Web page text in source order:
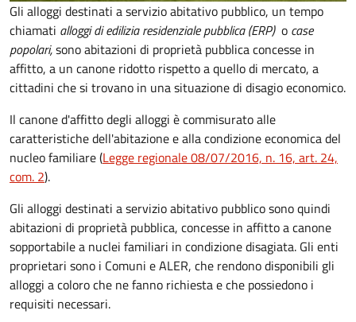
Gli alloggi destinati a servizio abitativo pubblico, un tempo
chiamati alloggi di edilizia residenziale pubblica (ERP)o case
popolari,sono abitazioni di proprietà pubblica concesse in
affitto, a un canone ridotto rispetto a quello di mercato, a
cittadini che si trovano in una situazione di disagio economico.
Il canone d'affitto degli alloggi è commisurato alle
caratteristiche dell'abitazione e alla condizione economica del
nucleo familiare (Legge regionale 08/07/2016, n. 16, art. 24,
com. 2).
Gli alloggi destinati a servizio abitativo pubblico sono quindi
abitazioni di proprietà pubblica, concesse in affitto a canone
sopportabile a nuclei familiari in condizione disagiata. Gli enti
proprietari sono i Comuni e ALER, che rendono disponibili gli
alloggi a coloro che ne fanno richiesta e che possiedono i
requisiti necessari.